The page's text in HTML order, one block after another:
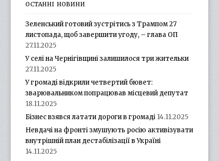
ОСТАННІ НОВИНИ
Зеленський готовий зустрітись з Трампом 27
листопада, щоб завершити угоду, – глава ОП
27.11.2025
У селі на Чернігівщині залишилося три жительки
27.11.2025
У громаді відкрили четвертий бювет:
зварювальником попрацював місцевий депутат
18.11.2025
Бізнес взявся латати дороги в громаді 14.11.2025
Невдачі на фронті змушують росію активізувати
внутрішній план дестабілізації в Україні
14.11.2025